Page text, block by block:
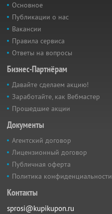
Основное
Публикации о нас
Вакансии
Правила сервиса
Ответы на вопросы
Бизнес-Партнёрам
Давайте сделаем акцию!
Заработайте, как Вебмастер
Прошедшие акции
Документы
Агентский договор
Лицензионный договор
Публичная оферта
Политика конфиденциальности
Контакты
sprosi@kupikupon.ru